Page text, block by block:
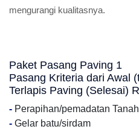
mengurangi kualitasnya.
Paket Pasang Paving 1
Pasang Kriteria dari Awal
Terlapis Paving (Selesai)
- Perapihan/pemadatan
- Gelar batu/sirdam